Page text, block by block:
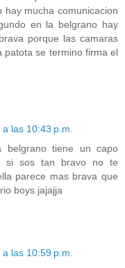
mucha comunicacion
en la belgrano hay
porque las camaras
patota se termino firma el
las 10:43 p.m.
belgrano tiene un capo
si sos tan bravo no te
parece mas brava que
boys jajajja
las 10:59 p.m.